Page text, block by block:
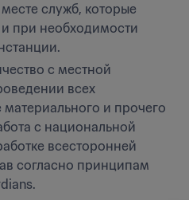
служб, которые
при необходимости
с местной
всех
и прочего
с национальной
всесторонней
согласно принципам